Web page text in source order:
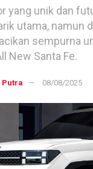
yang unik dan
utama, namun
sempurna
New Santa Fe.
Putra 08/08/2025